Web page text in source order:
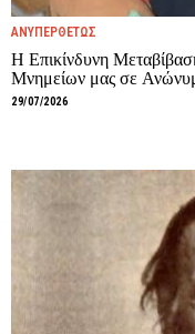
ΑΝΥΠΕΡΘΕΤΩΣ
Η Επικίνδυνη
Μνημείων μας σε
29/07/2026